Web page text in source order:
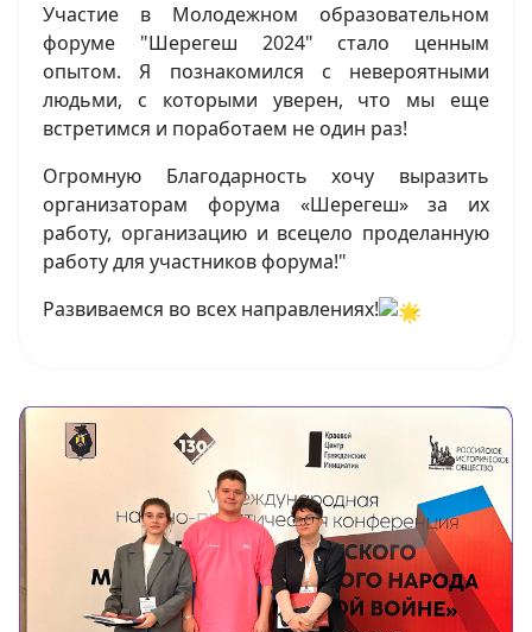
Участие в Молодежном образовательном
форуме "Шерегеш 2024" стало ценным
опытом. Я познакомился с невероятными
людьми, с которыми уверен, что мы еще
встретимся и поработаем не один раз!
Огромную Благодарность хочу выразить
организаторам форума «Шерегеш» за их
работу, организацию и всецело проделанную
работу для участников форума!"
Развиваемся во всех направлениях!